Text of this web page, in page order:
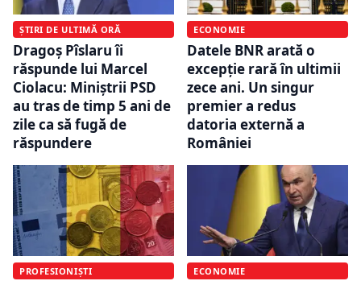
ȘTIRI DE ULTIMĂ ORĂ
Dragoș Pîslaru îi
răspunde lui Marcel
Ciolacu: Miniștrii PSD
au tras de timp 5 ani de
zile ca să fugă de
răspundere
ECONOMIE
Datele BNR arată o
excepție rară în ultimii
zece ani. Un singur
premier a redus
datoria externă a
României
PROFESIONIȘTI ECONOMIE